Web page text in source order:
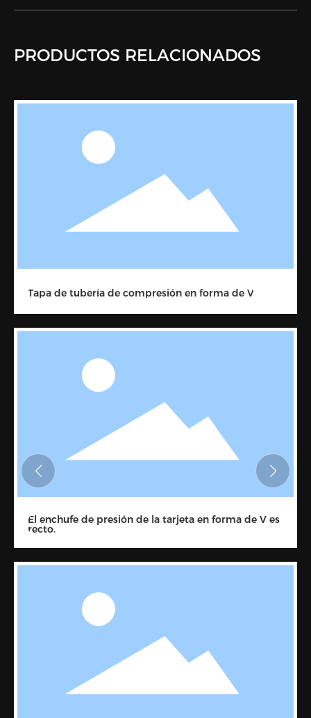
PRODUCTOS RELACIONADOS
Tapa de tubería de compresión en forma de V
El enchufe de presión de la tarjeta en forma de V es
recto.